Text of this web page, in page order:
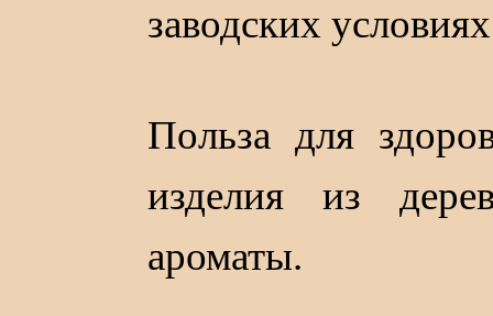
заводских
Польза для
изделия из
ароматы.